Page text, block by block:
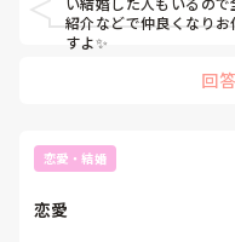
紹介などで仲良くなり
すよ✨
回
恋愛・結婚
恋愛